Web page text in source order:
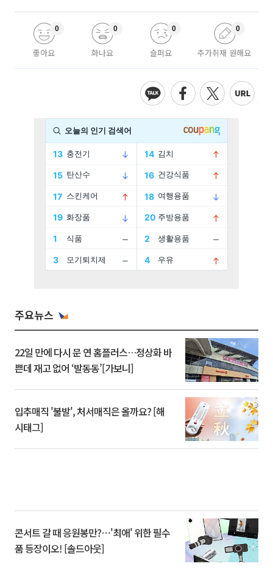
좋아요
0
화나요
0
슬퍼요
0
추가취재 원해요
0
주요뉴스
22일 만에 다시 문 연 홈플러스…정상화 바
쁜데 재고 없어 ‘발동동’[가보니]
입추매직 '불발', 처서매직은 올까요? [해
시태그]
콘서트 갈 때 응원봉만?⋯'최애' 위한 필수
품 등장이오! [솔드아웃]